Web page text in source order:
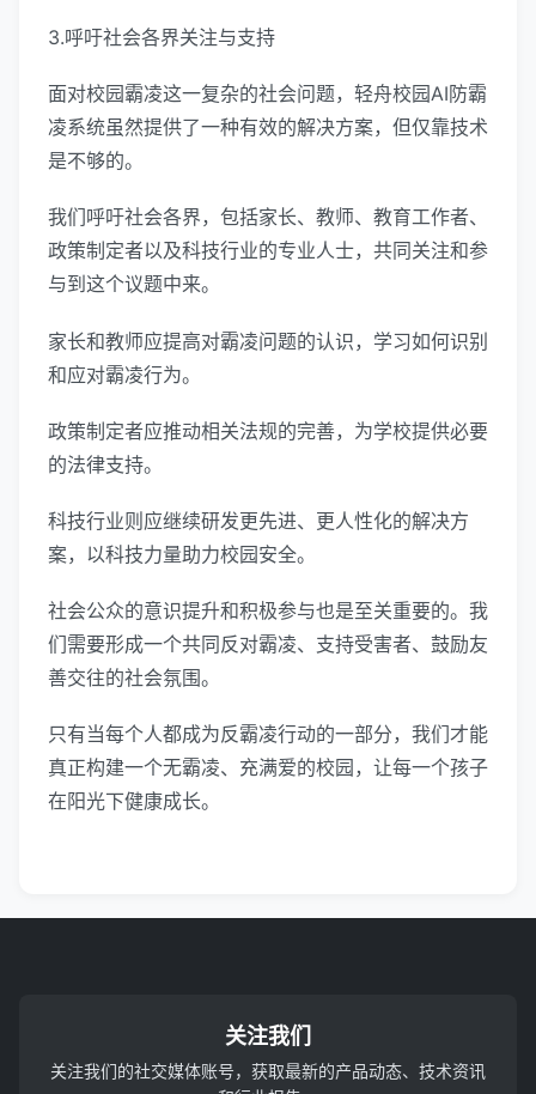
3.呼吁社会各界关注与支持
面对校园霸凌这一复杂的社会问题，轻舟校园AI防霸
凌系统虽然提供了一种有效的解决方案，但仅靠技术
是不够的。
我们呼吁社会各界，包括家长、教师、教育工作者、
政策制定者以及科技行业的专业人士，共同关注和参
与到这个议题中来。
家长和教师应提高对霸凌问题的认识，学习如何识别
和应对霸凌行为。
政策制定者应推动相关法规的完善，为学校提供必要
的法律支持。
科技行业则应继续研发更先进、更人性化的解决方
案，以科技力量助力校园安全。
社会公众的意识提升和积极参与也是至关重要的。我
们需要形成一个共同反对霸凌、支持受害者、鼓励友
善交往的社会氛围。
只有当每个人都成为反霸凌行动的一部分，我们才能
真正构建一个无霸凌、充满爱的校园，让每一个孩子
在阳光下健康成长。
关注我们
关注我们的社交媒体账号，获取最新的产品动态、技术资讯